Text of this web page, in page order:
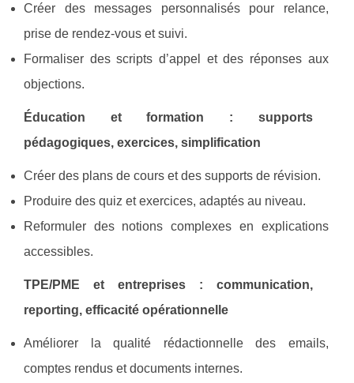
Créer des messages personnalisés pour relance,
prise de rendez-vous et suivi.
Formaliser des scripts d’appel et des réponses aux
objections.
Éducation et formation : supports
pédagogiques, exercices, simplification
Créer des plans de cours et des supports de révision.
Produire des quiz et exercices, adaptés au niveau.
Reformuler des notions complexes en explications
accessibles.
TPE/PME et entreprises : communication,
reporting, efficacité opérationnelle
Améliorer la qualité rédactionnelle des emails,
comptes rendus et documents internes.